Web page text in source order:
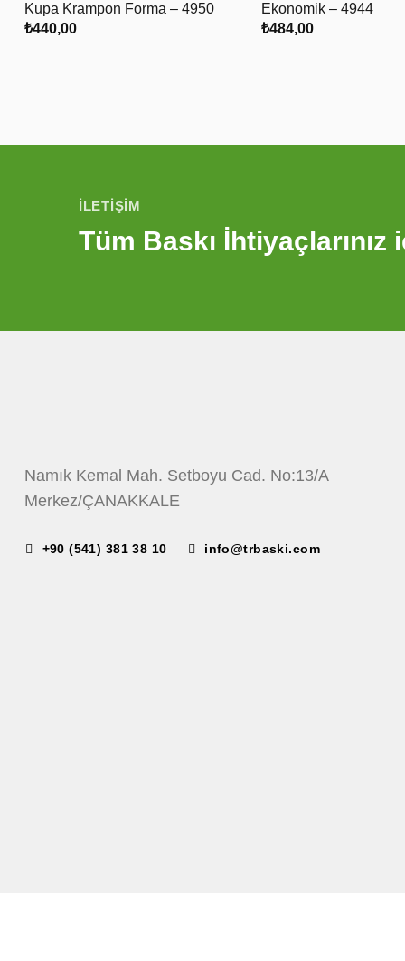
Kupa Krampon Forma – 4950
₺440,00
Ekonomik – 4944
₺484,00
İLETIŞIM
Tüm Baskı
Namık Kemal Mah. Setboyu Cad. No:13/A
Merkez/ÇANAKKALE
+90 (541) 381 38 10 info@trbaski.com